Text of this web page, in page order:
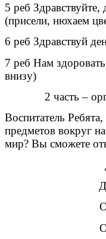
5 реб
(присели, нюхаем
6 реб Здравствуй
7 реб Нам
внизу)
2 часть –
Воспитатель
предметов вокруг
мир? Вы сможете